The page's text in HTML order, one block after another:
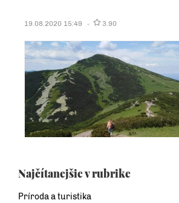
19.08.2020 15:49 3.90
Najčítanejšie v rubrike
Príroda a turistika